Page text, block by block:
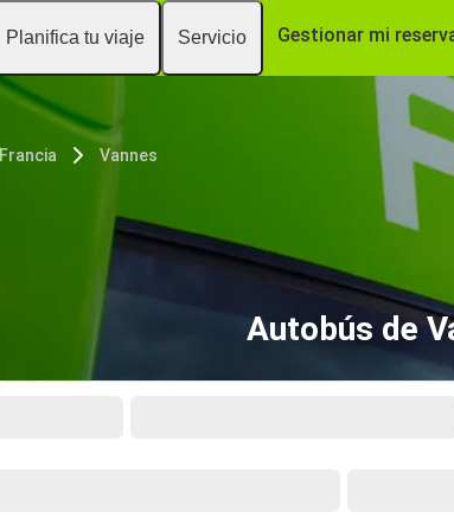
Planifica tu viaje Servicio Gestionar mi
Francia Vannes
Autobús de